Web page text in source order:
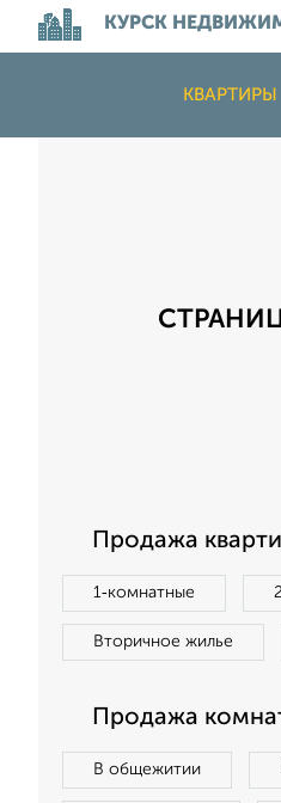
КУРСК
КВАРТИРЫ
Продажа
1‑комнатные
Вторичное жилье
Продажа
В общежитии